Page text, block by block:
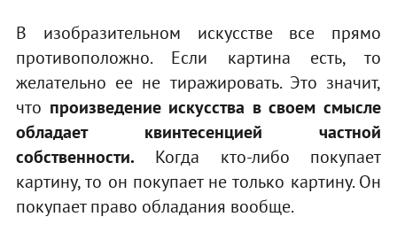
В изобразительном искусстве все прямо
противоположно. Если картина есть, то
желательно ее не тиражировать. Это значит,
что произведение искусства в своем смысле
обладает квинтесенцией частной
собственности. Когда кто-либо покупает
картину, то он покупает не только картину. Он
покупает право обладания вообще.